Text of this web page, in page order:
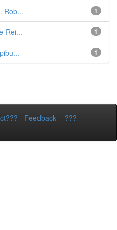
1
Rob...
1
Rei...
1
- Feedback - ???